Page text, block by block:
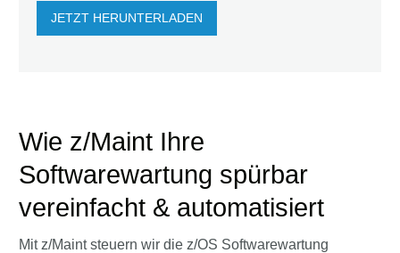
JETZT HERUNTERLADEN
Wie z/Maint Ihre
Softwarewartung spürbar
vereinfacht & automatisiert
Mit z/Maint steuern wir die z/OS Softwarewartung